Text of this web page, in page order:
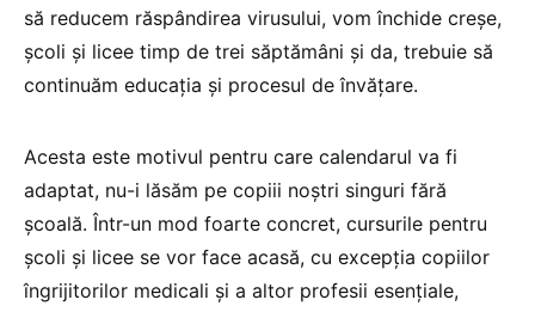
să reducem răspândirea virusului, vom închide creșe,
școli și licee timp de trei săptămâni și da, trebuie să
continuăm educația și procesul de învățare.
Acesta este motivul pentru care calendarul va fi
adaptat, nu-i lăsăm pe copiii noștri singuri fără
școală. Într-un mod foarte concret, cursurile pentru
școli și licee se vor face acasă, cu excepția copiilor
îngrijitorilor medicali și a altor profesii esențiale,